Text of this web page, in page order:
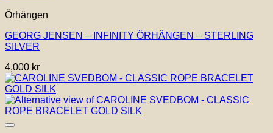
Örhängen
GEORG JENSEN – INFINITY ÖRHÄNGEN – STERLING
SILVER
4,000 kr